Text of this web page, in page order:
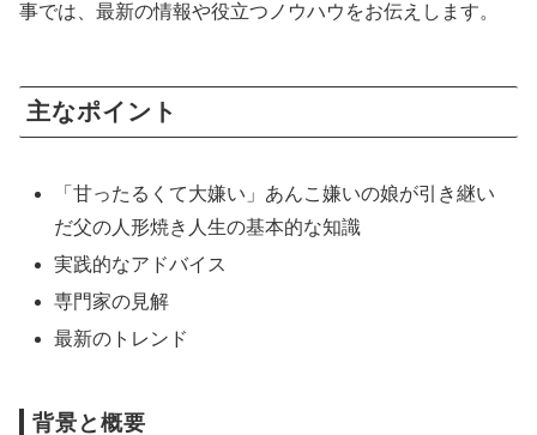
事では、最新の情報や役立つノウハウをお伝えします。
主なポイント
「甘ったるくて大嫌い」あんこ嫌いの娘が引き継い
だ父の人形焼き人生の基本的な知識
実践的なアドバイス
専門家の見解
最新のトレンド
背景と概要